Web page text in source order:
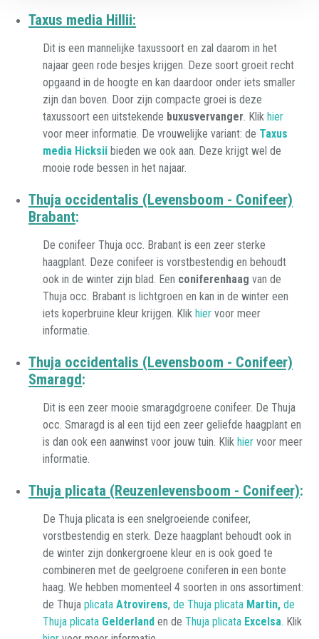
Taxus media Hillii:
Dit is een mannelijke taxussoort en zal daarom in het
najaar geen rode besjes krijgen. Deze soort groeit recht
opgaand in de hoogte en kan daardoor onder iets smaller
zijn dan boven. Door zijn compacte groei is deze
taxussoort een uitstekende buxusvervanger. Klik hier
voor meer informatie. De vrouwelijke variant: de Taxus
media Hicksii bieden we ook aan. Deze krijgt wel de
mooie rode bessen in het najaar.
Thuja occidentalis (Levensboom - Conifeer)
Brabant:
De conifeer Thuja occ. Brabant is een zeer sterke
haagplant. Deze conifeer is vorstbestendig en behoudt
ook in de winter zijn blad. Een coniferenhaag van de
Thuja occ. Brabant is lichtgroen en kan in de winter een
iets koperbruine kleur krijgen. Klik hier voor meer
informatie.
Thuja occidentalis (Levensboom - Conifeer)
Smaragd:
Dit is een zeer mooie smaragdgroene conifeer. De Thuja
occ. Smaragd is al een tijd een zeer geliefde haagplant en
is dan ook een aanwinst voor jouw tuin. Klik hier voor meer
informatie.
Thuja plicata (Reuzenlevensboom - Conifeer):
De Thuja plicata is een snelgroeiende conifeer,
vorstbestendig en sterk. Deze haagplant behoudt ook in
de winter zijn donkergroene kleur en is ook goed te
combineren met de geelgroene coniferen in een bonte
haag. We hebben momenteel 4 soorten in ons assortiment:
de Thuja plicata Atrovirens, de Thuja plicata Martin, de
Thuja plicata Gelderland en de Thuja plicata Excelsa. Klik